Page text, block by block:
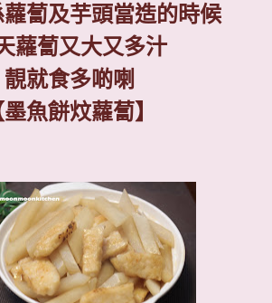
蔔及芋頭當造的時候
蘿蔔又大又多汁
靚就食多啲喇
墨魚餅炆蘿蔔】